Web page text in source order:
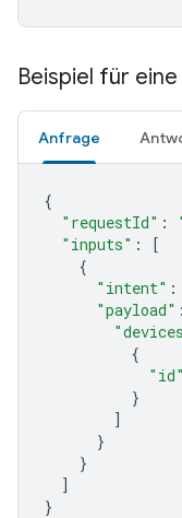
Beispiel für
Anfrage
{
"requestId" :
"inputs" :
[
{
"intent" :
"payload" :
{
"id"
}
]
}
}
]
}